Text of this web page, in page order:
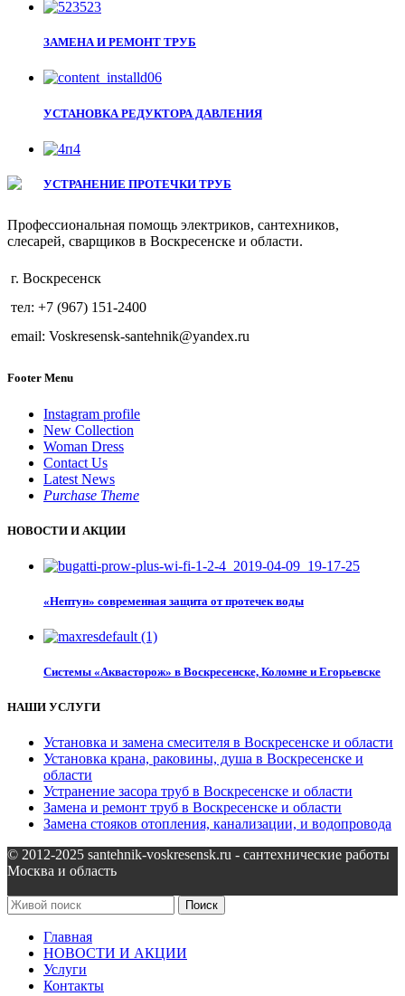
ЗАМЕНА И РЕМОНТ ТРУБ
УСТАНОВКА РЕДУКТОРА ДАВЛЕНИЯ
УСТРАНЕНИЕ ПРОТЕЧКИ ТРУБ
Профессиональная помощь электриков, сантехников,
слесарей, сварщиков в Воскресенске и области.
г. Воскресенск
тел: +7 (967) 151-2400
email: Voskresensk-santehnik@yandex.ru
Footer Menu
Instagram profile
New Collection
Woman Dress
Contact Us
Latest News
Purchase Theme
НОВОСТИ И АКЦИИ
«Нептун» современная защита от протечек воды
Системы «Аквасторож» в Воскресенске, Коломне и Егорьевске
НАШИ УСЛУГИ
Установка и замена смесителя в Воскресенске и области
Установка крана, раковины, душа в Воскресенске и
области
Устранение засора труб в Воскресенске и области
Замена и ремонт труб в Воскресенске и области
Замена стояков отопления, канализации, и водопровода
© 2012-2025 santehnik-voskresensk.ru - сантехнические работы
Москва и область
Поиск
Главная
НОВОСТИ И АКЦИИ
Услуги
Контакты